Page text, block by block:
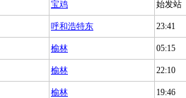
宝鸡 始发站
呼和浩特东 23:41
榆林 05:15
榆林 22:10
榆林 19:46